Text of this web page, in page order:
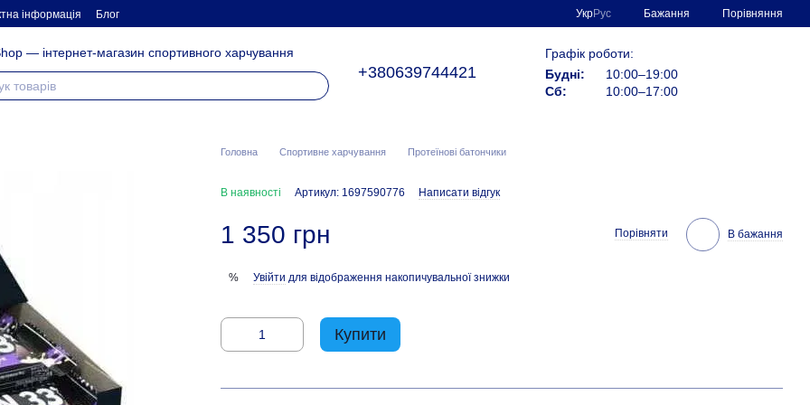
інформація Блог УкрРус Бажання Порівняння
— інтернет-магазин спортивного харчування
+380639744421
Графік роботи:
Будні:
10:00–19:00
Сб:
10:00–17:00
Головна Спортивне харчування Протеїнові батончики
В наявності Артикул: 1697590776 Написати відгук
1 350 грн Порівняти В бажання
% Увійти для відображення накопичувальної знижки
Купити